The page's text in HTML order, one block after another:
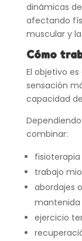
dinámicas
afectando
muscular y
Cómo
El objetivo
sensación
capacidad
combinar:
trabajo
abordajes
mantenida
ejercicio